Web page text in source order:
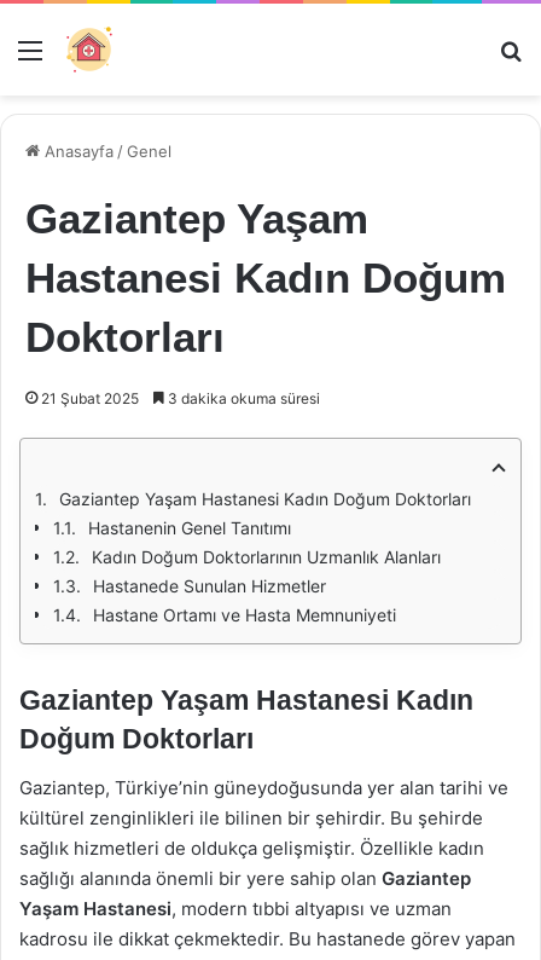
Menü
Anasayfa /Genel
Gaziantep Yaşam
Hastanesi Kadın Doğum
Doktorları
21 Şubat 2025 3 dakika okuma süresi
Gaziantep Yaşam Hastanesi Kadın Doğum Doktorları
Hastanenin Genel Tanıtımı
Kadın Doğum Doktorlarının Uzmanlık Alanları
Hastanede Sunulan Hizmetler
Hastane Ortamı ve Hasta Memnuniyeti
Gaziantep Yaşam Hastanesi Kadın
Doğum Doktorları
Gaziantep, Türkiye’nin güneydoğusunda yer alan tarihi ve
kültürel zenginlikleri ile bilinen bir şehirdir. Bu şehirde
sağlık hizmetleri de oldukça gelişmiştir. Özellikle kadın
sağlığı alanında önemli bir yere sahip olan Gaziantep
Yaşam Hastanesi, modern tıbbi altyapısı ve uzman
kadrosu ile dikkat çekmektedir. Bu hastanede görev yapan